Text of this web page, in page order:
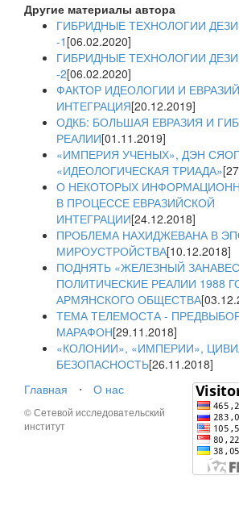
Другие материалы автора
ГИБРИДНЫЕ ТЕХНОЛОГИИ
-1 [06.02.2020]
ГИБРИДНЫЕ ТЕХНОЛОГИИ
-2[06.02.2020]
ФАКТОР ИДЕОЛОГИИ И
ИНТЕГРАЦИЯ[20.12.2019]
ОДКБ: БОЛЬШАЯ ЕВРАЗИЯ И
РЕАЛИИ[01.11.2019]
«ИМПЕРИЯ УЧЕНЫХ», ДЭН
«ИДЕОЛОГИЧЕСКАЯ ТРИАДА»
О НЕКОТОРЫХ
В ПРОЦЕССЕ ЕВРАЗИЙСКОЙ
ИНТЕГРАЦИИ[24.12.2018]
ПРОБЛЕМА НАХИДЖЕВАНА В
МИРОУСТРОЙСТВА[10.12.2018]
ПОДНЯТЬ «ЖЕЛЕЗНЫЙ
ПОЛИТИЧЕСКИЕ РЕАЛИИ 1988
АРМЯНСКОГО ОБЩЕСТВА
ТЕМА ТЕЛЕМОСТА -
МАРАФОН[29.11.2018]
«КОЛОНИИ», «ИМПЕРИИ»,
БЕЗОПАСНОСТЬ[26.11.2018]
Главная
⋅ О нас
© Сетевой исследовательский
институт